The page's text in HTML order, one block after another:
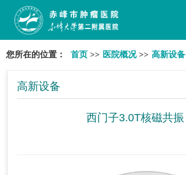
您所在的位置： 首页 >> 医院概况>> 高新设备
高新设备
西门子3.0T核磁共振